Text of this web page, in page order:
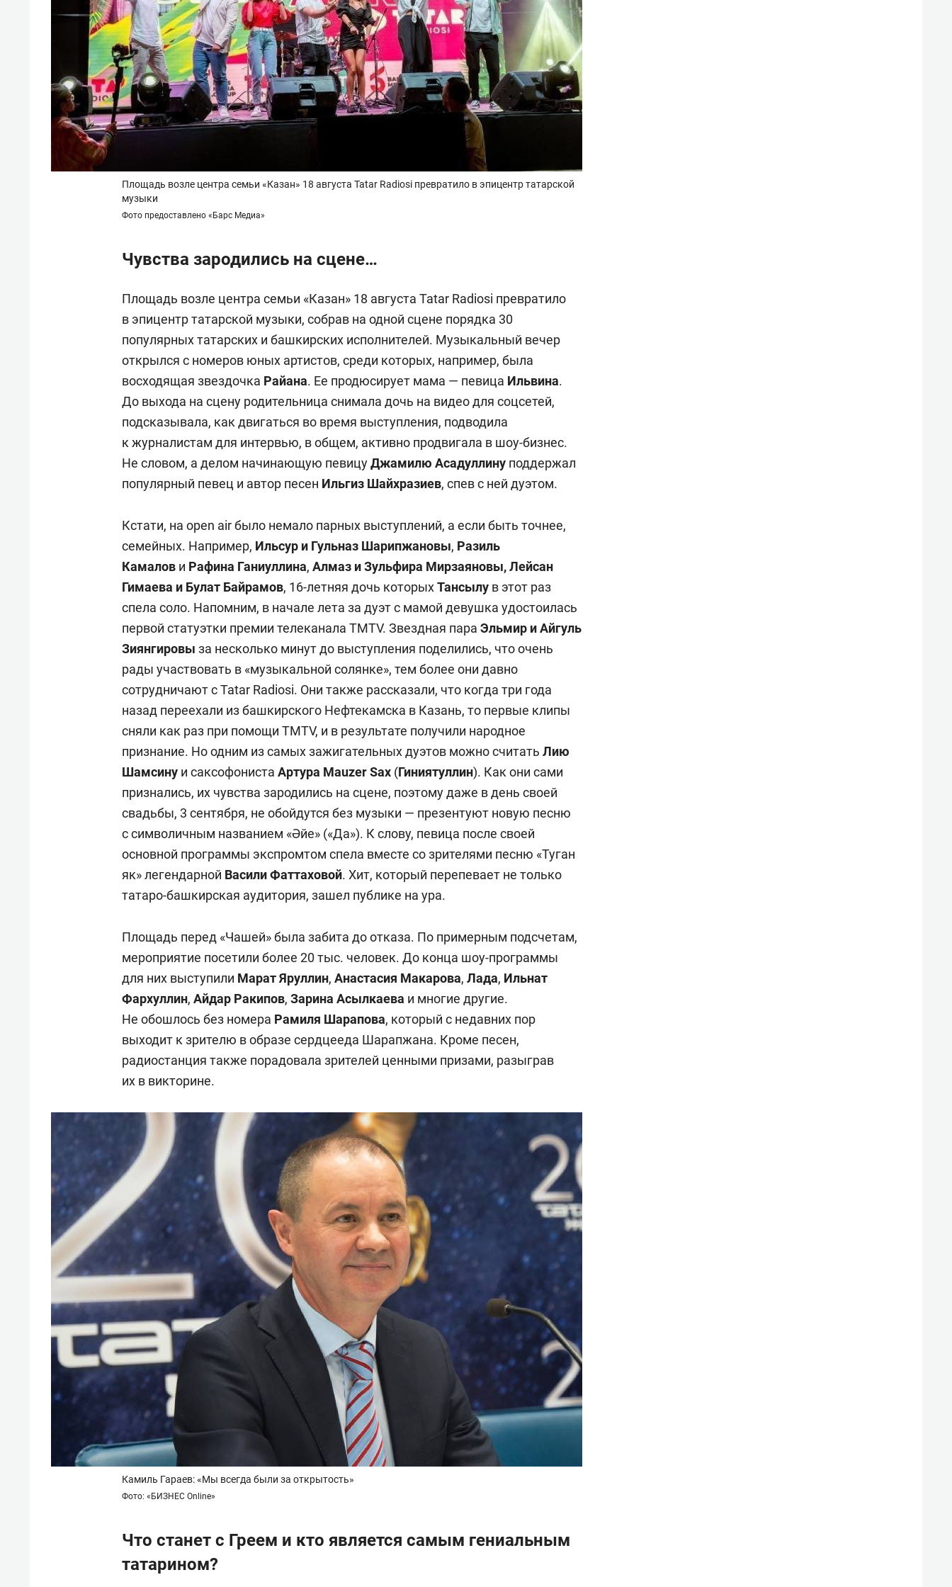
Площадь возле центра семьи «Казан» 18 августа Tatar Radiosi превратило в эпицентр татарской
музыки
Фото предоставлено «Барс Медиа»
Чувства зародились на сцене…
Площадь возле центра семьи «Казан» 18 августа Tatar Radiosi превратило
в эпицентр татарской музыки, собрав на одной сцене порядка 30
популярных татарских и башкирских исполнителей. Музыкальный вечер
открылся с номеров юных артистов, среди которых, например, была
восходящая звездочка Райана. Ее продюсирует мама — певица Ильвина.
До выхода на сцену родительница снимала дочь на видео для соцсетей,
подсказывала, как двигаться во время выступления, подводила
к журналистам для интервью, в общем, активно продвигала в шоу-бизнес.
Не словом, а делом начинающую певицуДжамилю Асадуллину поддержал
популярный певец и автор песен Ильгиз Шайхразиев, спев с ней дуэтом.
Кстати, на оpen air было немало парных выступлений, а если быть точнее,
семейных. Например, Ильсур и Гульназ Шарипжановы, Разиль
Камалов и Рафина Ганиуллина, Алмаз и Зульфира Мирзаяновы, Лейсан
Гимаева и Булат Байрамов, 16-летняя дочь которыхТансылу в этот раз
спела соло. Напомним, в начале лета за дуэт с мамой девушка удостоилась
первой статуэтки премии телеканала TMTV. Звездная пара Эльмир и Айгуль
Зиянгировы за несколько минут до выступления поделились, что очень
рады участвовать в «музыкальной солянке», тем более они давно
сотрудничают с Tatar Radiosi. Они также рассказали, что когда три года
назад переехали из башкирского Нефтекамска в Казань, то первые клипы
сняли как раз при помощи TMTV, и в результате получили народное
признание. Но одним из самых зажигательных дуэтов можно считать Лию
Шамсину и саксофониста Артура Mauzer Sax (Гиниятуллин). Как они сами
признались, их чувства зародились на сцене, поэтому даже в день своей
свадьбы, 3 сентября, не обойдутся без музыки — презентуют новую песню
с символичным названием «Әйе» («Да»). К слову, певица после своей
основной программы экспромтом спела вместе со зрителями песню «Туган
як» легендарной Васили Фаттаховой. Хит, который перепевает не только
татаро-башкирская аудитория, зашел публике на ура.
Площадь перед «Чашей» была забита до отказа. По примерным подсчетам,
мероприятие посетили более 20 тыс. человек. До конца шоу-программы
для них выступили Марат Яруллин, Анастасия Макарова, Лада, Ильнат
Фархуллин, Айдар Ракипов, Зарина Асылкаева и многие другие.
Не обошлось без номера Рамиля Шарапова, который с недавних пор
выходит к зрителю в образе сердцееда Шарапжана. Кроме песен,
радиостанция также порадовала зрителей ценными призами, разыграв
их в викторине.
Камиль Гараев: «Мы всегда были за открытость»
Фото: «БИЗНЕС Online»
Что станет с Греем и кто является самым гениальным
татарином?